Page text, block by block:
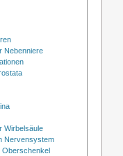
Nebenniere
Wirbelsäule
Nervensystem
Oberschenkel